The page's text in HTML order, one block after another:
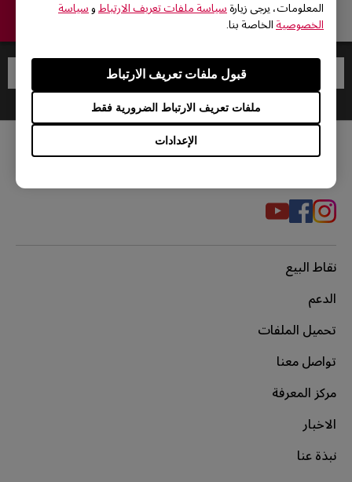
المعلومات، يرجى زيارة سياسة ملفات تعريف الارتباط و سياسة
الخصوصية الخاصة بنا.
الإعدادات
ملفات تعريف الارتباط الضرورية فقط
قبول ملفات تعريف الارتباط
اتصل بنا
مواقع التواصل الاجتماعي
نقاط البيع
الدعم
تحميل الملفات
تواصل معنا
مركز المعرفة
الاخبار
نبذة عنا